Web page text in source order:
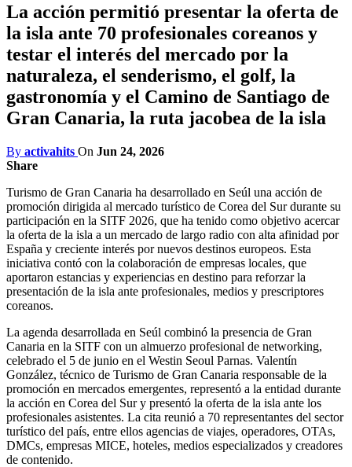
La acción permitió presentar la oferta de
la isla ante 70 profesionales coreanos y
testar el interés del mercado por la
naturaleza, el senderismo, el golf, la
gastronomía y el Camino de Santiago de
Gran Canaria, la ruta jacobea de la isla
By activahits On Jun 24, 2026
Share
Turismo de Gran Canaria ha desarrollado en Seúl una acción de
promoción dirigida al mercado turístico de Corea del Sur durante su
participación en la SITF 2026, que ha tenido como objetivo acercar
la oferta de la isla a un mercado de largo radio con alta afinidad por
España y creciente interés por nuevos destinos europeos. Esta
iniciativa contó con la colaboración de empresas locales, que
aportaron estancias y experiencias en destino para reforzar la
presentación de la isla ante profesionales, medios y prescriptores
coreanos.
La agenda desarrollada en Seúl combinó la presencia de Gran
Canaria en la SITF con un almuerzo profesional de networking,
celebrado el 5 de junio en el Westin Seoul Parnas. Valentín
González, técnico de Turismo de Gran Canaria responsable de la
promoción en mercados emergentes, representó a la entidad durante
la acción en Corea del Sur y presentó la oferta de la isla ante los
profesionales asistentes. La cita reunió a 70 representantes del sector
turístico del país, entre ellos agencias de viajes, operadores, OTAs,
DMCs, empresas MICE, hoteles, medios especializados y creadores
de contenido.